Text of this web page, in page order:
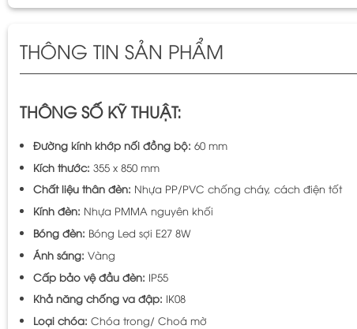
THÔNG TIN SẢN PHẨM
THÔNG SỐ KỸ THUẬT:
Đường kính khớp nối đồng bộ: 60 mm
Kích thước: 355 x 850 mm
Chất liệu thân đèn: Nhựa PP/PVC chống cháy, cách điện tốt
Kính đèn: Nhựa PMMA nguyên khối
Bóng đèn: Bóng Led sợi E27 8W
Ánh sáng: Vàng
Cấp bảo vệ đầu đèn: IP55
Khả năng chống va đập: IK08
Loại chóa: Chóa trong/ Choá mờ